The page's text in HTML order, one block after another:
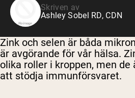
Shop All Vegan
Skriven av
Ashley Sobel RD, CDN
Zink och selen är båda
är avgörande för vår hälsa.
olika roller i kroppen, men
att stödja immunförsvaret.